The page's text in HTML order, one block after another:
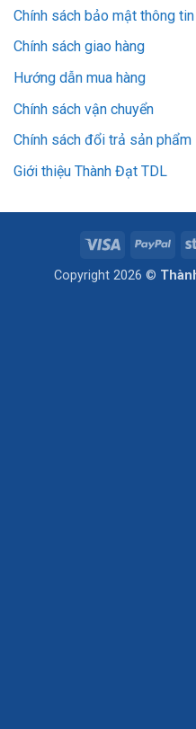
Chính sách bảo mật thông tin
Chính sách giao hàng
Hướng dẫn mua hàng
Chính sách vận chuyển
Chính sách đổi trả sản phẩm
Giới thiệu Thành Đạt TDL
Visa
Copyright 2026 ©